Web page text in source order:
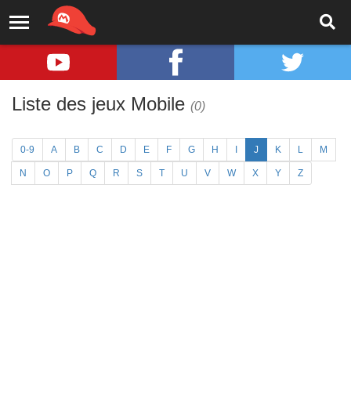
Liste des jeux Mobile (0)
0-9 A B C D E F G H J K L M
N O P Q R S T U V W X Y Z